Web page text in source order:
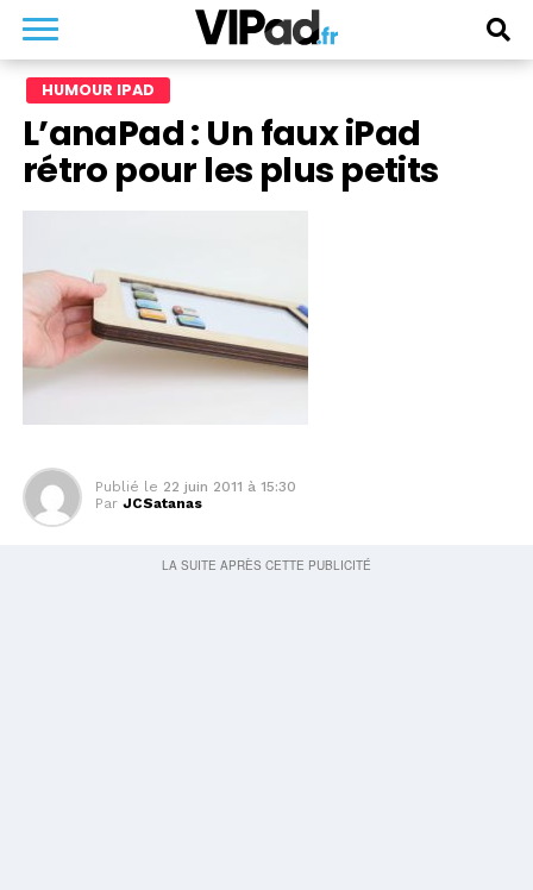
HUMOUR IPAD
L’anaPad : Un faux iPad
rétro pour les plus petits
Publié le 22 juin 2011 à 15:30
Par JCSatanas